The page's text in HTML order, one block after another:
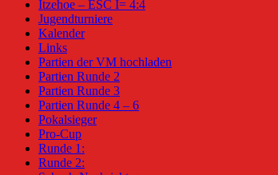
Itzehoe – ESC I= 4:4
Jugendturniere
Kalender
Links
Partien der VM hochladen
Partien Runde 2
Partien Runde 3
Partien Runde 4 – 6
Pokalsieger
Pro-Cup
Runde 1:
Runde 2: